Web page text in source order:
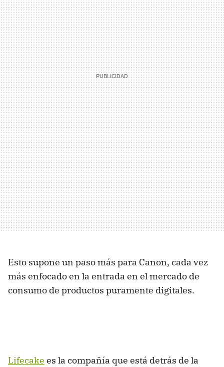
Esto supone un paso más para Canon, cada vez
más enfocado en la entrada en el mercado de
consumo de productos puramente digitales.
Lifecake es la compañía que está detrás de la